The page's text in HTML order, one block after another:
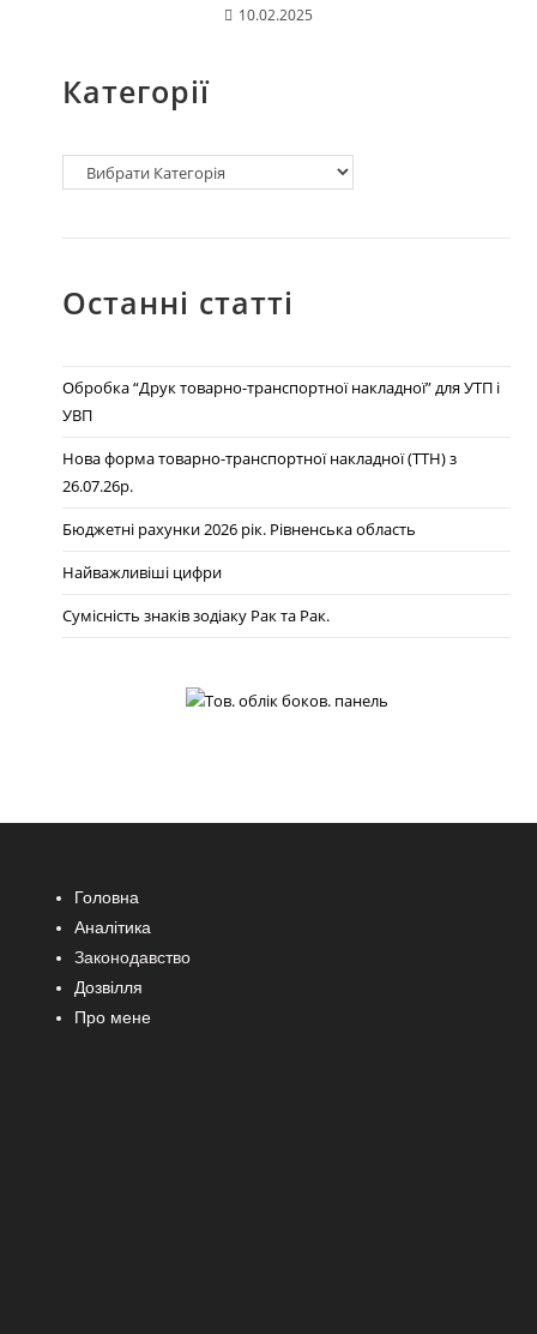
10.02.2025
Категорії
Останні статті
Обробка “Друк товарно-транспортної накладної” для УТП і
УВП
Нова форма товарно-транспортної накладної (ТТН) з
26.07.26р.
Бюджетні рахунки 2026 рік. Рівненська область
Найважливіші цифри
Сумісність знаків зодіаку Рак та Рак.
Головна
Аналітика
Законодавство
Дозвілля
Про мене